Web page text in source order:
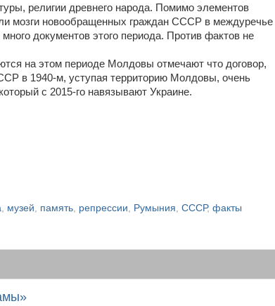
религии древнего народа. Помимо элементов
мозги новообращенных граждан СССР в междуречье
документов этого периода. Против фактов не
на этом периоде Молдовы отмечают что договор,
в 1940-м, уступая территорию Молдовы, очень
с 2015-го навязывают Украине.
музей память репрессии Румыния СССР, факты